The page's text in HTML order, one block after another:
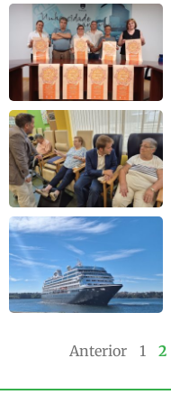
Anterior 1 2